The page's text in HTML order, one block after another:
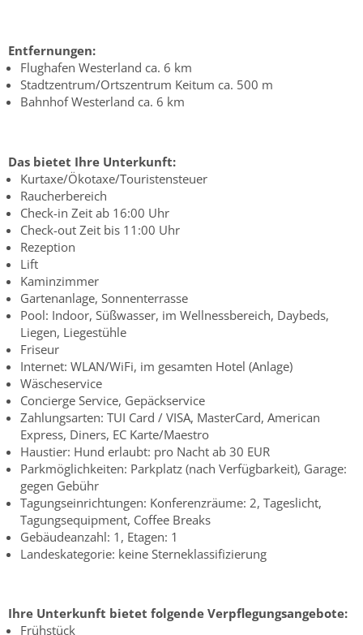
Entfernungen:
Flughafen Westerland ca. 6 km
Stadtzentrum/Ortszentrum Keitum ca. 500 m
Bahnhof Westerland ca. 6 km
Das bietet Ihre Unterkunft:
Kurtaxe/Ökotaxe/Touristensteuer
Raucherbereich
Check-in Zeit ab 16:00 Uhr
Check-out Zeit bis 11:00 Uhr
Rezeption
Lift
Kaminzimmer
Gartenanlage, Sonnenterrasse
Pool: Indoor, Süßwasser, im Wellnessbereich, Daybeds,
Liegen, Liegestühle
Friseur
Internet: WLAN/WiFi, im gesamten Hotel (Anlage)
Wäscheservice
Concierge Service, Gepäckservice
Zahlungsarten: TUI Card / VISA, MasterCard, American
Express, Diners, EC Karte/Maestro
Haustier: Hund erlaubt: pro Nacht ab 30 EUR
Parkmöglichkeiten: Parkplatz (nach Verfügbarkeit), Garage:
gegen Gebühr
Tagungseinrichtungen: Konferenzräume: 2, Tageslicht,
Tagungsequipment, Coffee Breaks
Gebäudeanzahl: 1, Etagen: 1
Landeskategorie: keine Sterneklassifizierung
Ihre Unterkunft bietet folgende Verpflegungsangebote:
Frühstück